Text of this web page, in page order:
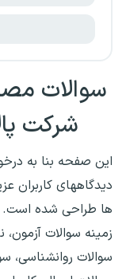
سوالات
شرکت
این صفحه بنا به
دیدگاههای کاربران
ها طراحی شده است.
زمینه سوالات
سوالات روانشناسی،